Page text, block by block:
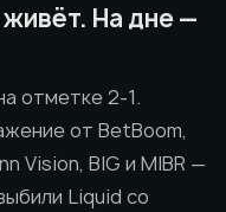
На дне —
отметке 2-1.
от BetBoom,
Vision, BIG и MIBR —
Liquid со